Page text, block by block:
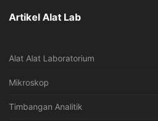
Artikel Alat Lab
Alat Alat Laboratorium
Mikroskop
Timbangan Analitik